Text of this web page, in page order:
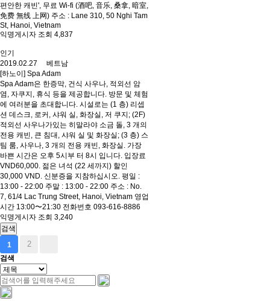
편안한 캐빈', 무료 Wi-fi (酒吧, 音乐, 桑拿, 暗室,
免费 無线 上网) 주소 : Lane 310, 50 Nghi Tam
St, Hanoi, Vietnam
익명게시자 조회 4,837
인기
2019.02.27 베트남
[하노이] Spa Adam
Spa Adam은 한증막, 건식 사우나, 적외선 암
염, 자쿠지, 휴식 등을 제공합니다. 방문 및 체험
에 여러분을 초대합니다. 시설로는 (1 층) 리셉
션 데스크, 로커, 샤워 실, 화장실, 저 쿠지; (2F)
적외선 사우나가있는 히말라야 소금 돌, 3 개의
전용 캐빈, 큰 침대, 샤워 실 및 화장실; (3 층) 스
팀 룸, 사우나, 3 개의 전용 캐빈, 화장실. 가장
바쁜 시간은 오후 5시부 터 8시 입니다. 입장료
VND60,000. 젊은 녀석 (22 세까지) 할인
30,000 VND. 신분증을 지참하십시오. 평일 :
13:00 - 22:00 주말 : 13:00 - 22:00 주소 : No.
7, 61/4 Lac Trung Street, Hanoi, Vietnam 영업
시간 13:00〜21:30 전화번호 093-616-8886
익명게시자 조회 3,240
검색
1
2
검색